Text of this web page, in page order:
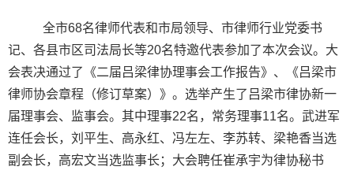
全市68名律师代表和市局领导、市律师行业党委书
记、各县市区司法局长等20名特邀代表参加了本次会议。大
会表决通过了《二届吕梁律协理事会工作报告》、《吕梁市
律师协会章程（修订草案）》。选举产生了吕梁市律协新一
届理事会、监事会。其中理事22名，常务理事11名。武进军
连任会长，刘平生、高永红、冯左左、李苏转、梁艳香当选
副会长，高宏文当选监事长；大会聘任崔承宇为律协秘书